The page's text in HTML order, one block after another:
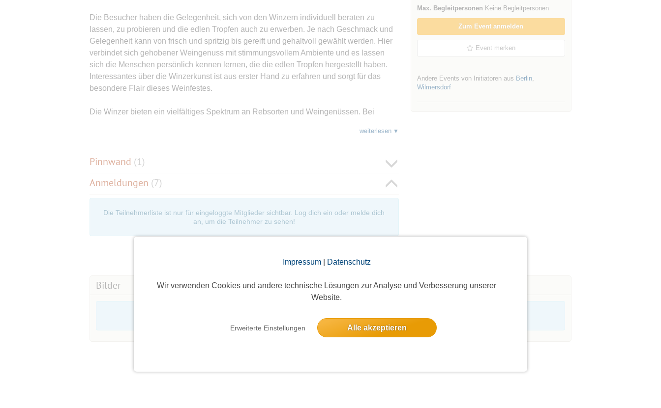
Impressum| Datenschutz
Wir verwenden Cookies und andere technische Lösungen zur Analyse und Verbesserung unserer
Website.
Erweiterte Einstellungen Alle akzeptieren
Die Besucher haben die Gelegenheit, sich von den Winzern individuell beraten zu
lassen, zu probieren und die edlen Tropfen auch zu erwerben. Je nach Geschmack und
Gelegenheit kann von frisch und spritzig bis gereift und gehaltvoll gewählt werden. Hier
verbindet sich gehobener Weingenuss mit stimmungsvollem Ambiente und es lassen
sich die Menschen persönlich kennen lernen, die die edlen Tropfen hergestellt haben.
Interessantes über die Winzerkunst ist aus erster Hand zu erfahren und sorgt für das
besondere Flair dieses Weinfestes.
Die Winzer bieten ein vielfältiges Spektrum an Rebsorten und Weingenüssen. Bei
lernen. Flammkuchen aus der Manufaktur, Käsespezialitäten und Kaffee runden das
Live-Musik zum Zuhören oder Tanzen geboten. Programm und teilnehmende Winzer:
Gartens mit Blick auf die prächtigen Gewächshäuser und die bezaubernden
weiterlesen
Pinnwand (1)
Anmeldungen (7)
Die Teilnehmerliste ist nur für eingeloggte Mitglieder sichtbar. Log dich ein oder melde dich
an, um die Teilnehmer zu sehen!
Max. Begleitpersonen Keine Begleitpersonen
Zum Event anmelden
Event merken
Andere Events von Initiatoren aus Berlin,
Wilmersdorf
Bilder